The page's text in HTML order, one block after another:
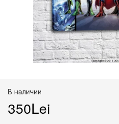
В наличии
350Lei